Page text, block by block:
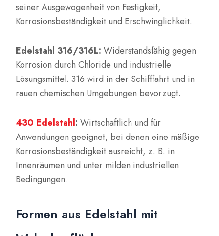
seiner Ausgewogenheit von Festigkeit,
Korrosionsbeständigkeit und Erschwinglichkeit.
Edelstahl 316/316L: Widerstandsfähig gegen
Korrosion durch Chloride und industrielle
Lösungsmittel. 316 wird in der Schifffahrt und in
rauen chemischen Umgebungen bevorzugt.
430 Edelstahl: Wirtschaftlich und für
Anwendungen geeignet, bei denen eine mäßige
Korrosionsbeständigkeit ausreicht, z. B. in
Innenräumen und unter milden industriellen
Bedingungen.
Formen aus Edelstahl mit